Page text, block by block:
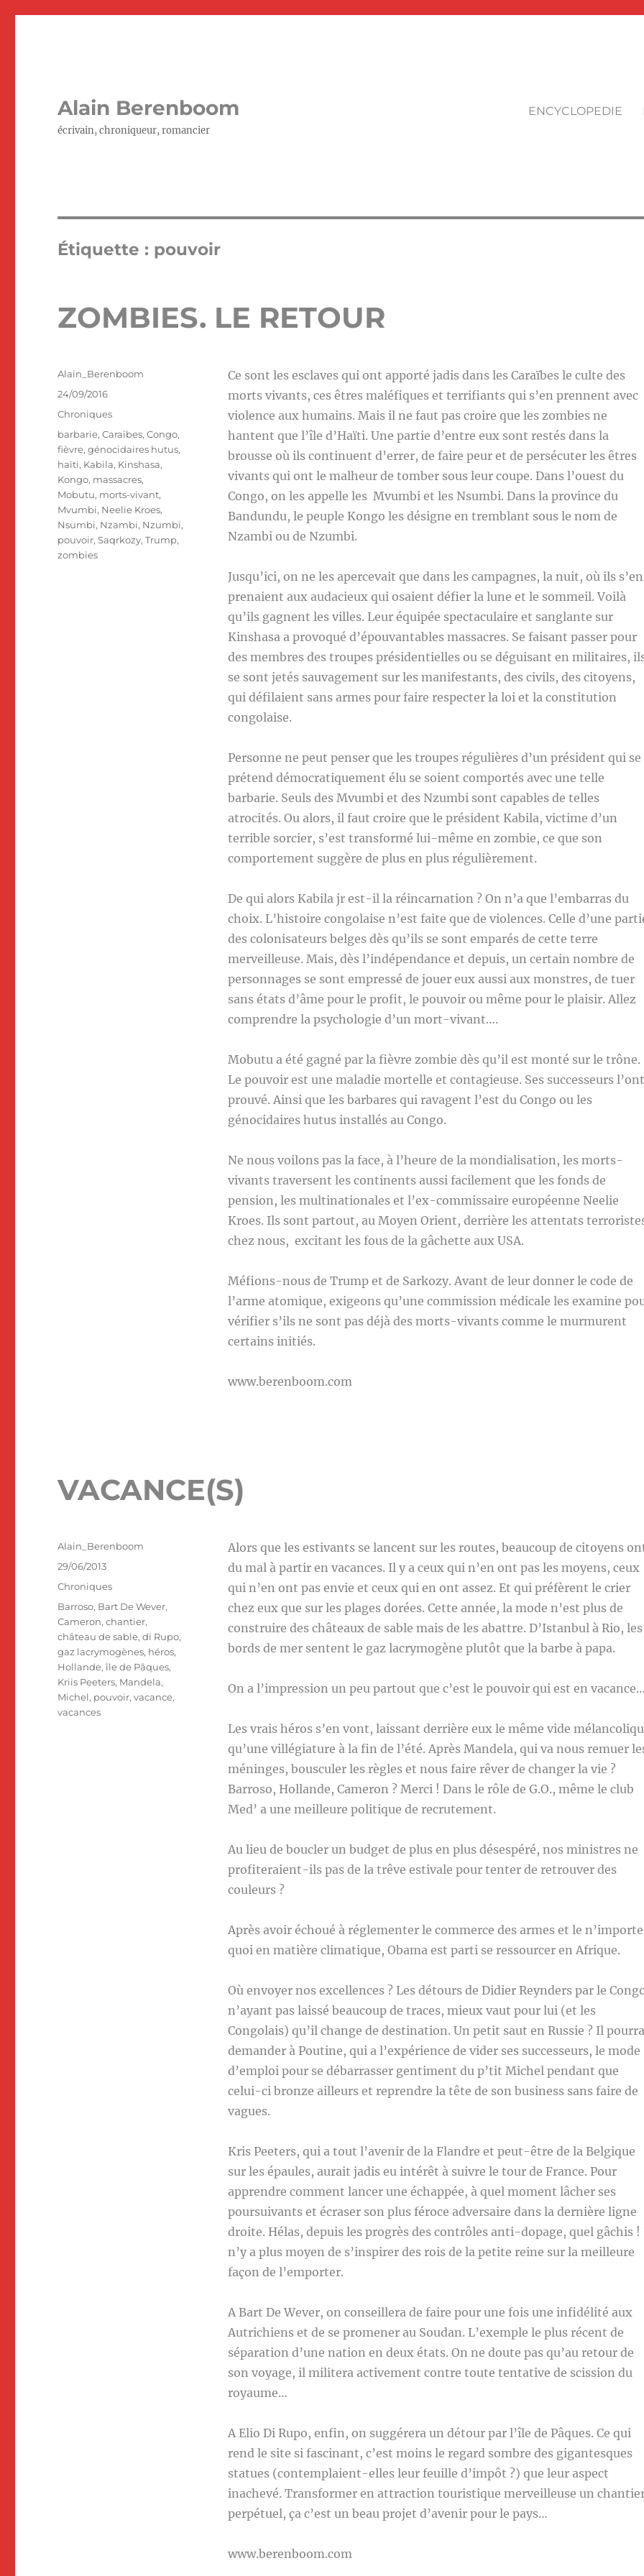
Alain Berenboom
écrivain, chroniqueur, romancier
ENCYCLOPEDIE
Étiquette : pouvoir
ZOMBIES. LE RETOUR
Ce sont les esclaves qui ont apporté jadis dans les Caraïbes le culte des
morts vivants, ces êtres maléfiques et terrifiants qui s’en prennent avec
violence aux humains. Mais il ne faut pas croire que les zombies ne
hantent que l’île d’Haïti. Une partie d’entre eux sont restés dans la
brousse où ils continuent d’errer, de faire peur et de persécuter les êtres
vivants qui ont le malheur de tomber sous leur coupe. Dans l’ouest du
Congo, on les appelle les Mvumbi et les Nsumbi. Dans la province du
Bandundu, le peuple Kongo les désigne en tremblant sous le nom de
Nzambi ou de Nzumbi.
Jusqu’ici, on ne les apercevait que dans les campagnes, la nuit, où ils s’en
prenaient aux audacieux qui osaient défier la lune et le sommeil. Voilà
qu’ils gagnent les villes. Leur équipée spectaculaire et sanglante sur
Kinshasa a provoqué d’épouvantables massacres. Se faisant passer pour
des membres des troupes présidentielles ou se déguisant en militaires,
se sont jetés sauvagement sur les manifestants, des civils, des citoyens,
qui défilaient sans armes pour faire respecter la loi et la constitution
congolaise.
Personne ne peut penser que les troupes régulières d’un président qui se
prétend démocratiquement élu se soient comportés avec une telle
barbarie. Seuls des Mvumbi et des Nzumbi sont capables de telles
atrocités. Ou alors, il faut croire que le président Kabila, victime d’un
terrible sorcier, s’est transformé lui-même en zombie, ce que son
comportement suggère de plus en plus régulièrement.
De qui alors Kabila jr est-il la réincarnation ? On n’a que l’embarras du
choix. L’histoire congolaise n’est faite que de violences. Celle d’une
des colonisateurs belges dès qu’ils se sont emparés de cette terre
merveilleuse. Mais, dès l’indépendance et depuis, un certain nombre de
personnages se sont empressé de jouer eux aussi aux monstres, de tuer
sans états d’âme pour le profit, le pouvoir ou même pour le plaisir. Allez
comprendre la psychologie d’un mort-vivant….
Mobutu a été gagné par la fièvre zombie dès qu’il est monté sur le trône.
Le pouvoir est une maladie mortelle et contagieuse. Ses successeurs l’ont
prouvé. Ainsi que les barbares qui ravagent l’est du Congo ou les
génocidaires hutus installés au Congo.
Ne nous voilons pas la face, à l’heure de la mondialisation, les morts-
vivants traversent les continents aussi facilement que les fonds de
pension, les multinationales et l’ex-commissaire européenne Neelie
Kroes. Ils sont partout, au Moyen Orient, derrière les attentats
chez nous, excitant les fous de la gâchette aux USA.
Méfions-nous de Trump et de Sarkozy. Avant de leur donner le code de
l’arme atomique, exigeons qu’une commission médicale les examine
vérifier s’ils ne sont pas déjà des morts-vivants comme le murmurent
certains initiés.
www.berenboom.com
Auteur
Alain_Berenboom
Publié
le
24/09/2016
Catégories
Chroniques
Étiquettes
barbarie,Caraïbes,Congo,
fièvre,génocidaires hutus,
haïti, Kabila, Kinshasa,
Kongo, massacres,
Mobutu, morts-vivant,
Mvumbi, Neelie Kroes,
Nsumbi, Nzambi, Nzumbi,
pouvoir,Saqrkozy,Trump,
zombies
VACANCE(S)
Alors que les estivants se lancent sur les routes, beaucoup de citoyens
du mal à partir en vacances. Il y a ceux qui n’en ont pas les moyens, ceux
qui n’en ont pas envie et ceux qui en ont assez. Et qui préfèrent le crier
chez eux que sur les plages dorées. Cette année, la mode n’est plus de
construire des châteaux de sable mais de les abattre. D’Istanbul à Rio, les
bords de mer sentent le gaz lacrymogène plutôt que la barbe à papa.
On a l’impression un peu partout que c’est le pouvoir qui est en
Les vrais héros s’en vont, laissant derrière eux le même vide
qu’une villégiature à la fin de l’été. Après Mandela, qui va nous remuer
méninges, bousculer les règles et nous faire rêver de changer la vie ?
Barroso, Hollande, Cameron ? Merci ! Dans le rôle de G.O., même le club
Med’ a une meilleure politique de recrutement.
Au lieu de boucler un budget de plus en plus désespéré, nos ministres ne
profiteraient-ils pas de la trêve estivale pour tenter de retrouver des
couleurs ?
Après avoir échoué à réglementer le commerce des armes et le n’importe
quoi en matière climatique, Obama est parti se ressourcer en Afrique.
Où envoyer nos excellences ? Les détours de Didier Reynders par le
n’ayant pas laissé beaucoup de traces, mieux vaut pour lui (et les
Congolais) qu’il change de destination. Un petit saut en Russie ? Il pourra
demander à Poutine, qui a l’expérience de vider ses successeurs, le mode
d’emploi pour se débarrasser gentiment du p’tit Michel pendant que
celui-ci bronze ailleurs et reprendre la tête de son business sans faire de
vagues.
Kris Peeters, qui a tout l’avenir de la Flandre et peut-être de la Belgique
sur les épaules, aurait jadis eu intérêt à suivre le tour de France. Pour
apprendre comment lancer une échappée, à quel moment lâcher ses
poursuivants et écraser son plus féroce adversaire dans la dernière ligne
droite. Hélas, depuis les progrès des contrôles anti-dopage, quel gâchis !
n’y a plus moyen de s’inspirer des rois de la petite reine sur la meilleure
façon de l’emporter.
A Bart De Wever, on conseillera de faire pour une fois une infidélité aux
Autrichiens et de se promener au Soudan. L’exemple le plus récent de
séparation d’une nation en deux états. On ne doute pas qu’au retour de
son voyage, il militera activement contre toute tentative de scission du
royaume…
A Elio Di Rupo, enfin, on suggérera un détour par l’île de Pâques. Ce qui
rend le site si fascinant, c’est moins le regard sombre des gigantesques
statues (contemplaient-elles leur feuille d’impôt ?) que leur aspect
inachevé. Transformer en attraction touristique merveilleuse un
perpétuel, ça c’est un beau projet d’avenir pour le pays…
www.berenboom.com
Auteur
Alain_Berenboom
Publié
le
29/06/2013
Catégories
Chroniques
Étiquettes
Barroso, Bart De Wever,
Cameron,chantier,
château de sable,di Rupo,
gaz lacrymogènes, héros,
Hollande,île de Pâques,
Kriis Peeters, Mandela,
Michel, pouvoir,vacance,
vacances